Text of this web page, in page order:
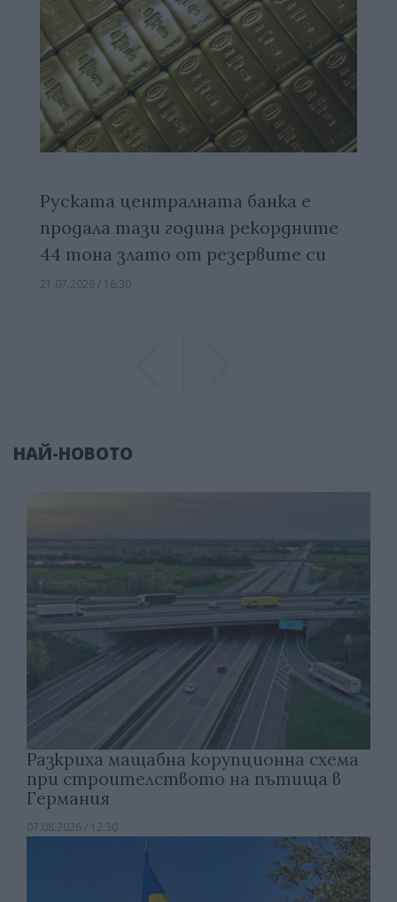
Руската централната банка е
продала тази година рекордните
44 тона злато от резервите си
21.07.2026 / 16:30
НАЙ-НОВОТО
Разкриха мащабна корупционна схема
при строителството на пътища в
Германия
07.08.2026 / 12:30